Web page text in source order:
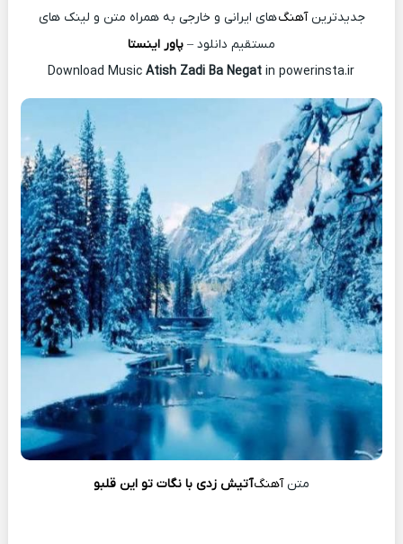
جدیدترینآهنگهای ایرانی و خارجی به همراه متن و لینک های
مستقیم دانلود – پاور اینستا
Atish Zadi Ba Negat in powerinsta.ir
متنآهنگآتیش زدی با نگات تو این قلبو